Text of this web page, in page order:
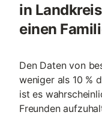
in
einen
Den Daten von
weniger als 10 %
ist es
Freunden